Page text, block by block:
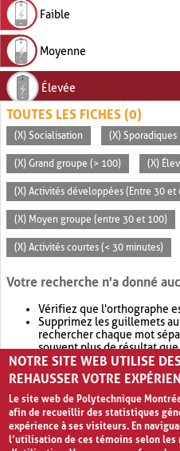
Faible
Moyenne
Élevée
TOUTES LES FICHES (0)
(X) Socialisation (X) Sporadiques
(X) Grand groupe (> 100) (X)
(X) Activités développées (Entre 30 et
(X) Moyen groupe (entre 30 et 100)
(X) Activités courtes (< 30 minutes)
Votre recherche n'a donné
Vérifiez que l'orthographe
Supprimez les guillemets
rechercher chaque mot
souvent plus de résultat que
Envisagez d'élargir votre
retournera souvent plus de
NOTRE SITE WEB UTILISE
REHAUSSER VOTRE
Le site web de Polytechnique
afin de recueillir des statistiques
expérience à ses visiteurs. En
l’utilisation de ces témoins selon